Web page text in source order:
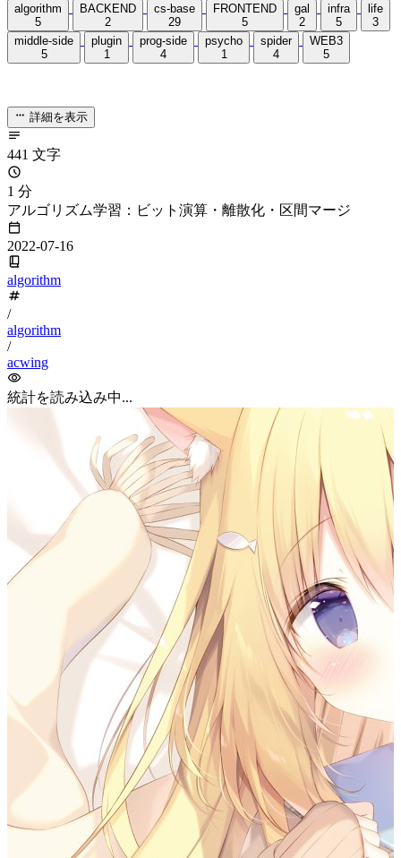
algorithm
5
BACKEND
2
cs-base
29
FRONTEND
5
gal
2
infra
5
life
3
middle-side
5
plugin
1
prog-side
4
psycho
1
spider
4
WEB3
5
詳細を表示
441 文字
1 分
アルゴリズム学習：ビット演算・離散化・区間マージ
2022-07-16
algorithm
/
algorithm
/
acwing
統計を読み込み中...